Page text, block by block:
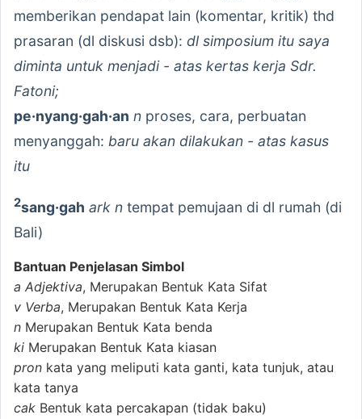
memberikan pendapat lain (komentar, kritik) thd
prasaran (dl diskusi dsb): dl simposium itu saya
diminta untuk menjadi - atas kertas kerja Sdr.
Fatoni;
pe·nyang·gah·an n proses, cara, perbuatan
menyanggah: baru akan dilakukan - atas kasus
itu
2sang·gah ark n tempat pemujaan di dl rumah (di
Bali)
Bantuan Penjelasan Simbol
a Adjektiva, Merupakan Bentuk Kata Sifat
v Verba, Merupakan Bentuk Kata Kerja
n Merupakan Bentuk Kata benda
ki Merupakan Bentuk Kata kiasan
pron kata yang meliputi kata ganti, kata tunjuk, atau
kata tanya
cak Bentuk kata percakapan (tidak baku)